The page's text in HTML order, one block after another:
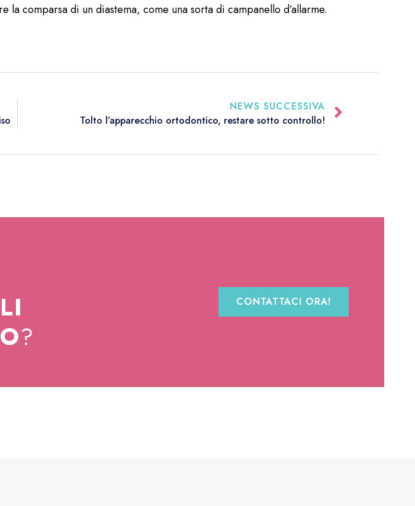
comparsa di un diastema, come una sorta di campanello d’allarme.
NEWS SUCCESSIVA
Tolto l’apparecchio ortodontico, restare sotto controllo!
?
CONTATTACI ORA!